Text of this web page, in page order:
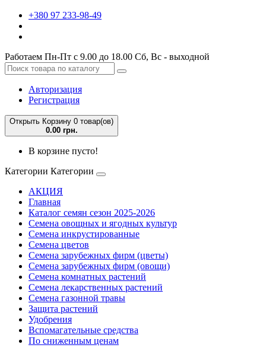
+380 97 233-98-49
Работаем Пн-Пт с 9.00 до 18.00 Сб, Вс - выходной
Авторизация
Регистрация
Открыть Корзину 0 товар(ов)
0.00 грн.
В корзине пусто!
Категории Категории
АКЦИЯ
Главная
Каталог семян сезон 2025-2026
Семена овощных и ягодных культур
Семена инкрустированные
Семена цветов
Семена зарубежных фирм (цветы)
Семена зарубежных фирм (овощи)
Семена комнатных растений
Семена лекарственных растений
Семена газонной травы
Защита растений
Удобрения
Вспомагательные средства
По сниженным ценам